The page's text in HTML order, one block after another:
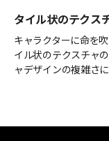
タイル状のテクス
キャラクターに命を
イル状のテクスチャ
ャデザインの複雑さ